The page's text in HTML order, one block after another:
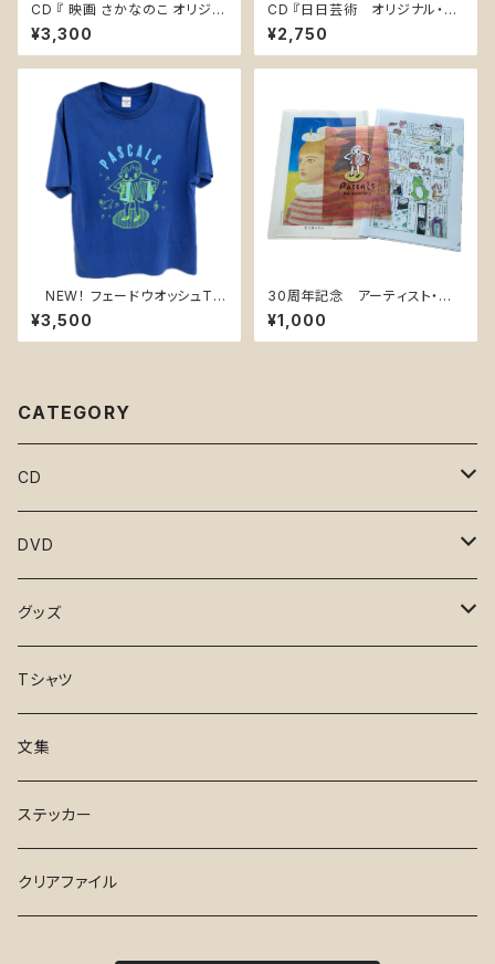
CD 『 映画 さかなのこ オリジナ
ルサウンドトラック』(LACA-25
013)
¥3,300
CD 『日日芸術 オリジナル・サ
ウンドトラック / Every Day i
s Art Original Soundtrack』
PASK-0010
¥2,750
NEW！ フェードウオッシュTシ
ャツ フェードブルー2026
¥3,500
30周年記念 アーティスト・ク
リアファイル 3枚組
¥1,000
CATEGORY
CD
となりのマサラ
凪のお暇
日々、としつき
17才
ふらんす de でお～る
水曜日
DVD
１と２
さんぽ
グッズ
手ぬぐい
Tシャツ
ステッカー
Tシャツ
文集
ステッカー
クリアファイル